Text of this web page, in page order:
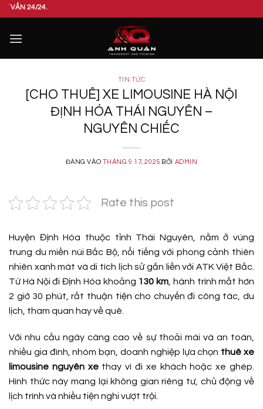
Bỏ
nội
TIN TỨC
[CHO THUÊ] XE LIMOUSINE HÀ NỘI
ĐỊNH HÓA THÁI NGUYÊN –
NGUYÊN CHIẾC
ĐĂNG VÀO THÁNG 9 17, 2025 BỞI ADMIN
Rate this post
Huyện Định Hóa thuộc tỉnh Thái Nguyên, nằm ở vùng
trung du miền núi Bắc Bộ, nổi tiếng với phong cảnh thiên
nhiên xanh mát và di tích lịch sử gắn liền với ATK Việt Bắc.
Từ Hà Nội đi Định Hóa khoảng 130 km , hành trình mất hơn
2 giờ 30 phút, rất thuận tiện cho chuyến đi công tác, du
lịch, tham quan hay về quê.
Với nhu cầu ngày càng cao về sự thoải mái và an toàn,
nhiều gia đình, nhóm bạn, doanh nghiệp lựa chọn thuê xe
limousine nguyên xethay vì đi xe khách hoặc xe ghép.
Hình thức này mang lại không gian riêng tư, chủ động về
lịch trình và nhiều tiện nghi vượt trội.